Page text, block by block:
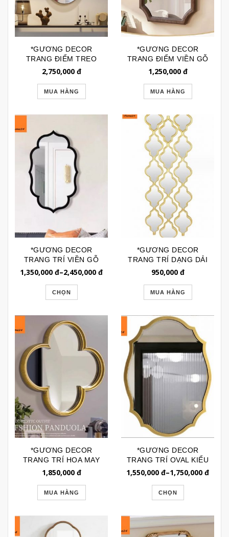
*GƯƠNG DECOR
TRANG ĐIỂM TREO
TƯỜNG VIỀN INOX
2,750,000đ
MUA HÀNG
*GƯƠNG DECOR
TRANG ĐIỂM VIỀN GỖ
CHỮ NHẬT GÓC
1,250,000đ
MUA HÀNG
*GƯƠNG DECOR
TRANG TRÍ VIỀN GỖ
DÁNG MOROCCAN
1,350,000 đ–2,450,000 đ
CHỌN
*GƯƠNG DECOR
TRANG TRÍ DẠNG DẢI
DÀI HỌA TIẾT ĐÈN
950,000đ
MUA HÀNG
*GƯƠNG DECOR
TRANG TRÍ HOA MAY
MẮN VIỀN VÀNG
1,850,000đ
MUA HÀNG
*GƯƠNG DECOR
TRANG TRÍ OVAL KIỂU
MOROCCAN GTR190
1,550,000 đ–1,750,000 đ
CHỌN